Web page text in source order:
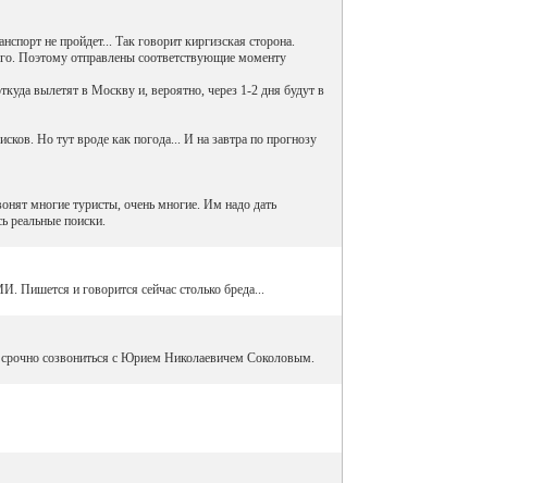
не пройдет... Так говорит киргизская сторона.
Поэтому отправлены соответствующие моменту
вылетят в Москву и, вероятно, через 1-2 дня будут в
Но тут вроде как погода... И на завтра по прогнозу
многие туристы, очень многие. Им надо дать
реальные поиски.
Пишется и говорится сейчас столько бреда...
созвониться с Юрием Николаевичем Соколовым.